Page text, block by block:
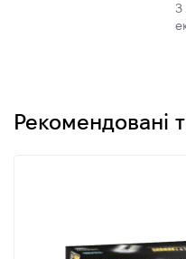
З
Рекомендовані